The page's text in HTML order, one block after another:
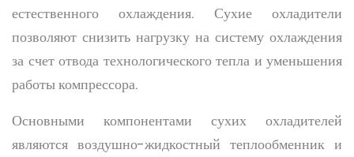
естественного охлаждения. Сухие охладители
позволяют снизить нагрузку на систему охлаждения
за счет отвода технологического тепла и уменьшения
работы компрессора.
Основными компонентами сухих охладителей
являются воздушно-жидкостный теплообменник и